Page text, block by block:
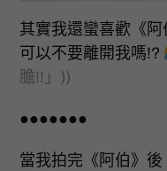
其實我還蠻喜歡《
可以不要離開我嗎!?
膽!!」))
●●●●●●●
當我拍完《阿伯》